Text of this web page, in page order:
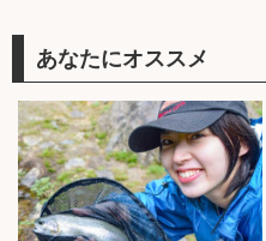
あなたにオススメ